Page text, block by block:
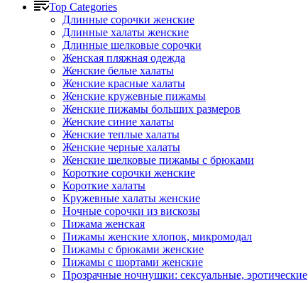
Top Categories
Длинные сорочки женские
Длинные халаты женские
Длинные шелковые сорочки
Женская пляжная одежда
Женские белые халаты
Женские красные халаты
Женские кружевные пижамы
Женские пижамы больших размеров
Женские синие халаты
Женские теплые халаты
Женские черные халаты
Женские шелковые пижамы с брюками
Короткие сорочки женские
Короткие халаты
Кружевные халаты женские
Ночные сорочки из вискозы
Пижама женская
Пижамы женские хлопок, микромодал
Пижамы с брюками женские
Пижамы с шортами женские
Прозрачные ночнушки: сексуальные, эротические